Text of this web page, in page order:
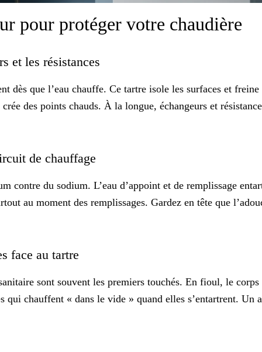
pour protéger votre chaudière
et les résistances
dès que l’eau chauffe. Ce tartre isole les surfaces et
des points chauds. À la longue, échangeurs et
de chauffage
contre du sodium. L’eau d’appoint et de remplissage
au moment des remplissages. Gardez en tête que
face au tartre
sont souvent les premiers touchés. En fioul, le
qui chauffent « dans le vide » quand elles s’entartrent. Un